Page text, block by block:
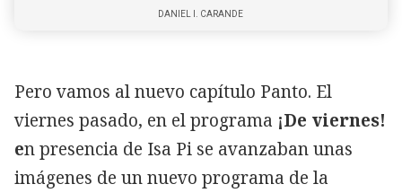
DANIEL I. CARANDE
Pero vamos al nuevo capítulo Panto. El
viernes pasado, en el programa ¡De viernes!
en presencia de Isa Pi se avanzaban unas
imágenes de un nuevo programa de la